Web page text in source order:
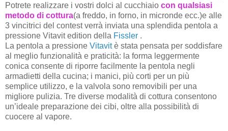
Potrete realizzare i vostri dolci al cucchiaio con qualsiasi
metodo di cottura(a freddo, in forno, in micronde ecc.)e alle
3 vincitrici del contest verrà inviata una splendida pentola a
pressione Vitavit edition della Fissler .
La pentola a pressione Vitavitè stata pensata per soddisfare
al meglio funzionalità e praticità: la forma leggermente
conica consente di riporre facilmente la pentola negli
armadietti della cucina; i manici, più corti per un più
semplice utilizzo, e la valvola sono removibili per una
migliore pulizia. Tre diverse modalità di cottura consentono
un’ideale preparazione dei cibi, oltre alla possibilità di
cuocere al vapore.